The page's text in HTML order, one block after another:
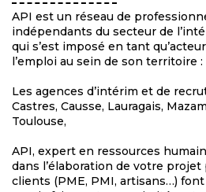
API est un réseau de
indépendants du secteur de
qui s’est imposé en tant
l’emploi au sein de son territoire :
Les agences d’intérim et de
Castres, Causse, Lauragais,
Toulouse,
API, expert en ressources
dans l’élaboration de votre
clients (PME, PMI, artisans…)